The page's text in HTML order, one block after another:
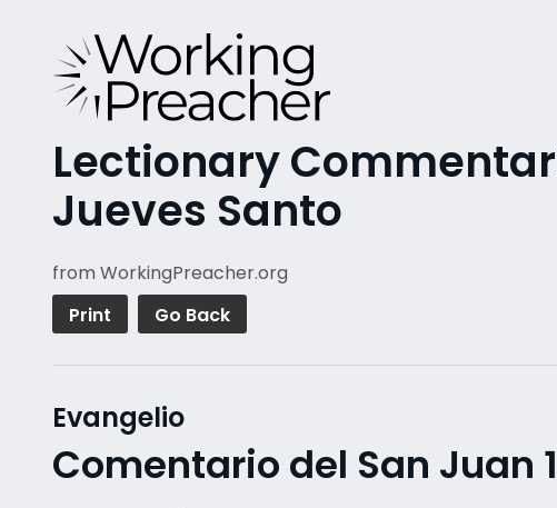
Lectionary
Jueves Santo
from WorkingPreacher.org
Print
Go Back
Evangelio
Comentario del San Juan